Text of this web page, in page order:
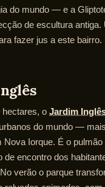
do mundo — e a
de escultura antiga.
fazer jus a este bairro.
o Jardim
do mundo —
Nova Iorque. É o pulmão
de encontro dos
verão o parque